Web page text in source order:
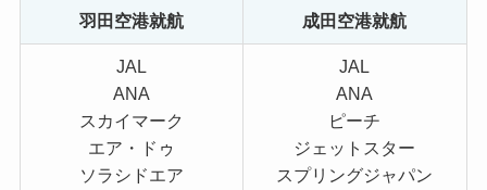
羽田空港就航 成田空港就航
JAL
ANA
スカイマーク
エア・ドゥ
ソラシドエア
JAL
ANA
ピーチ
ジェットスター
スプリングジャパン